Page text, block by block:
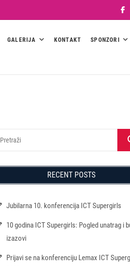
GALERIJA KONTAKT SPONZORI
RECENT POSTS
Jubilarna 10. konferencija ICT Supergirls
10 godina ICT Supergirls: Pogled unatrag i
izazovi
Prijavi se na konferenciju Lemax ICT